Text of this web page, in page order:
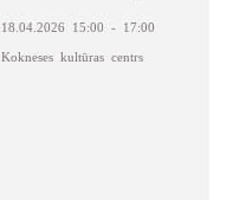
18.04.2026 15:00 - 17:00
Kokneses kultūras centrs